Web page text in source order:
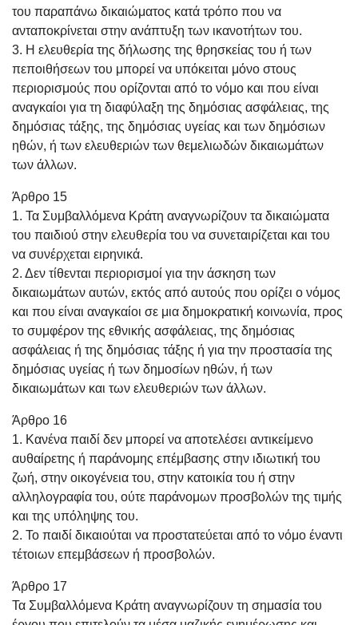
του παραπάνω δικαιώματος κατά τρόπο που να
ανταποκρίνεται στην ανάπτυξη των ικανοτήτων του.
3. Η ελευθερία της δήλωσης της θρησκείας του ή των
πεποιθήσεων του μπορεί να υπόκειται μόνο στους
περιορισμούς που ορίζονται από το νόμο και που είναι
αναγκαίοι για τη διαφύλαξη της δημόσιας ασφάλειας, της
δημόσιας τάξης, της δημόσιας υγείας και των δημόσιων
ηθών, ή των ελευθεριών των θεμελιωδών δικαιωμάτων
των άλλων.
Άρθρο 15
1. Τα Συμβαλλόμενα Κράτη αναγνωρίζουν τα δικαιώματα
του παιδιού στην ελευθερία του να συνεταιρίζεται και του
να συνέρχεται ειρηνικά.
2. Δεν τίθενται περιορισμοί για την άσκηση των
δικαιωμάτων αυτών, εκτός από αυτούς που ορίζει ο νόμος
και που είναι αναγκαίοι σε μια δημοκρατική κοινωνία, προς
το συμφέρον της εθνικής ασφάλειας, της δημόσιας
ασφάλειας ή της δημόσιας τάξης ή για την προστασία της
δημόσιας υγείας ή των δημοσίων ηθών, ή των
δικαιωμάτων και των ελευθεριών των άλλων.
Άρθρο 16
1. Κανένα παιδί δεν μπορεί να αποτελέσει αντικείμενο
αυθαίρετης ή παράνομης επέμβασης στην ιδιωτική του
ζωή, στην οικογένεια του, στην κατοικία του ή στην
αλληλογραφία του, ούτε παράνομων προσβολών της τιμής
και της υπόληψης του.
2. Το παιδί δικαιούται να προστατεύεται από το νόμο έναντι
τέτοιων επεμβάσεων ή προσβολών.
Άρθρο 17
Τα Συμβαλλόμενα Κράτη αναγνωρίζουν τη σημασία του